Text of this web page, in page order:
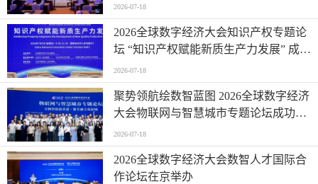
发展论坛在京举办
2026-07-18
2026全球数字经济大会知识产权专题论
坛 “知识产权赋能新质生产力发展” 成功
举办
2026-07-18
聚势领航绘数智蓝图 2026全球数字经济
大会物联网与智慧城市专题论坛成功举
办
2026-07-18
2026全球数字经济大会数智人才国际合
作论坛在京举办